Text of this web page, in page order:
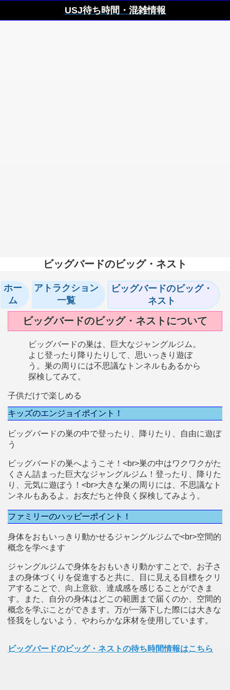
USJ待ち時間・混雑情報
ビッグバードのビッグ・ネスト
ホー
ム
アトラクション
一覧
ビッグバードのビッグ・
ネスト
ビッグバードのビッグ・ネストについて
ビッグバードの巣は、巨大なジャングルジム。
よじ登ったり降りたりして、思いっきり遊ぼ
う。巣の周りには不思議なトンネルもあるから
探検してみて。
子供だけで楽しめる
キッズのエンジョイポイント！
ビッグバードの巣の中で登ったり、降りたり、自由に遊ぼ
う
ビッグバードの巣へようこそ！<br>巣の中はワクワクがた
くさん詰まった巨大なジャングルジム！登ったり、降りた
り、元気に遊ぼう！<br>大きな巣の周りには、不思議なト
ンネルもあるよ。お友だちと仲良く探検してみよう。
ファミリーのハッピーポイント！
身体をおもいっきり動かせるジャングルジムで<br>空間的
概念を学べます
ジャングルジムで身体をおもいきり動かすことで、お子さ
まの身体づくりを促進すると共に、目に見える目標をクリ
アすることで、向上意欲、達成感を感じることができま
す。また、自分の身体はどこの範囲まで届くのか、空間的
概念を学ぶことができます。万が一落下した際には大きな
怪我をしないよう、やわらかな床材を使用しています。
ビッグバードのビッグ・ネストの待ち時間情報はこちら